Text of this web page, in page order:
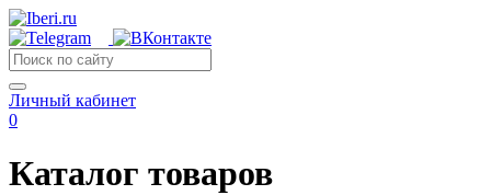
Личный кабинет
0
Каталог товаров